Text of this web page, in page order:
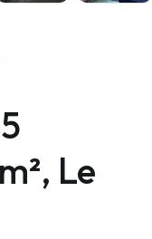
Le